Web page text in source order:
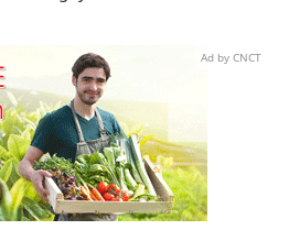
Ad by CNCT